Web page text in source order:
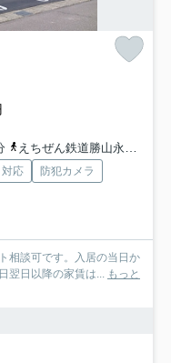
えちぜん鉄道勝山永平寺線「越前新保」駅 徒歩35分
応
防犯カメラ
相談可です。入居の当日か
翌日以降の家賃は...
もっと